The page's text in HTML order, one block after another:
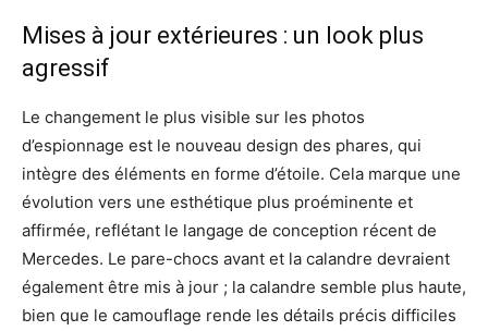
Mises à jour extérieures : un look plus
agressif
Le changement le plus visible sur les photos
d’espionnage est le nouveau design des phares, qui
intègre des éléments en forme d’étoile. Cela marque une
évolution vers une esthétique plus proéminente et
affirmée, reflétant le langage de conception récent de
Mercedes. Le pare-chocs avant et la calandre devraient
également être mis à jour ; la calandre semble plus haute,
bien que le camouflage rende les détails précis difficiles